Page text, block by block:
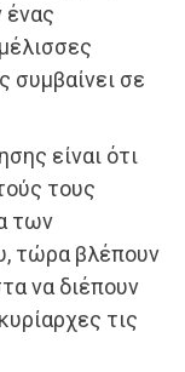
ένας
συμβαίνει σε
είναι ότι
τους
των
τώρα βλέπουν
να διέπουν
τις